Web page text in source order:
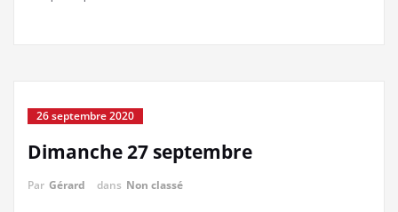
26 septembre 2020
Dimanche 27 septembre
Par Gérard dans Non classé